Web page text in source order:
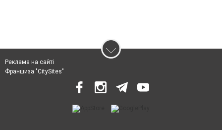
Реклама на сайті
Франшиза "CitySites"